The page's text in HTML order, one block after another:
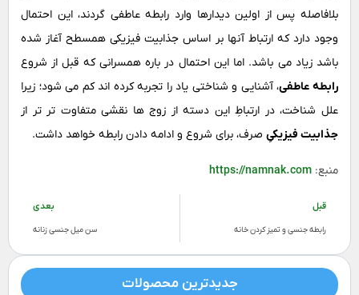
جدیدترین محصولات
بلافاصله پس از اولین دیدارها وارد رابطه عاطفی گردند، این احتمال
وجود دارد که ارتباط آنها بر اساس جذابیت فیزیکی همسطح آغاز شده
باشد زیاد می باشد. اما این احتمال در باره همسرانی که قبل از شروع
رابطه عاطفی، آشنایی و شناختی یاد را تجربه کرده اند کم می شود؛ زیرا
علل شناخت، در ارتباطِ این دسته از زوج ها نقشی متفاوت تر تر از
جذابیت فیزیکیِ صرف، برای شروع و ادامه دادن رابطه خواهد داشت.
منبع: https://namnak.com
قبل
رابطه جنسی و تمیز کردن خانه
بعدی
سن میل جنسی زنانه